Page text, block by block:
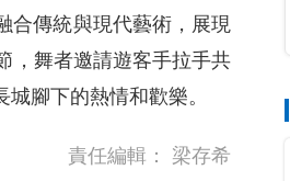
合傳統與現代藝術，展現
，舞者邀請遊客手拉手共
腳下的熱情和歡樂。
責任編輯： 梁存希